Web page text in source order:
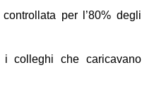
per l’80% degli
colleghi che caricavano